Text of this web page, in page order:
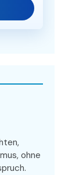
ohne